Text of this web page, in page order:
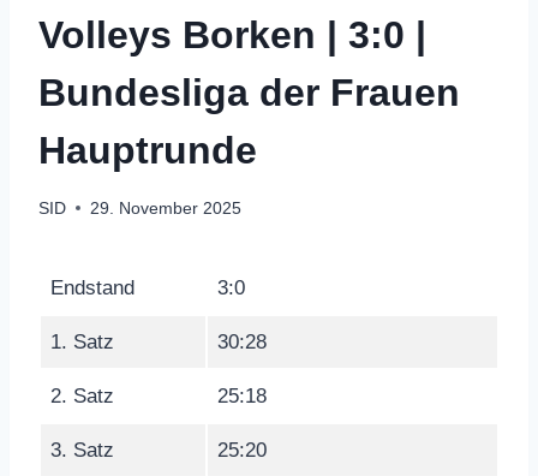
Volleys Borken | 3:0 |
Bundesliga der Frauen
Hauptrunde
SID 29. November 2025
Endstand 3:0
1. Satz 30:28
2. Satz 25:18
3. Satz 25:20